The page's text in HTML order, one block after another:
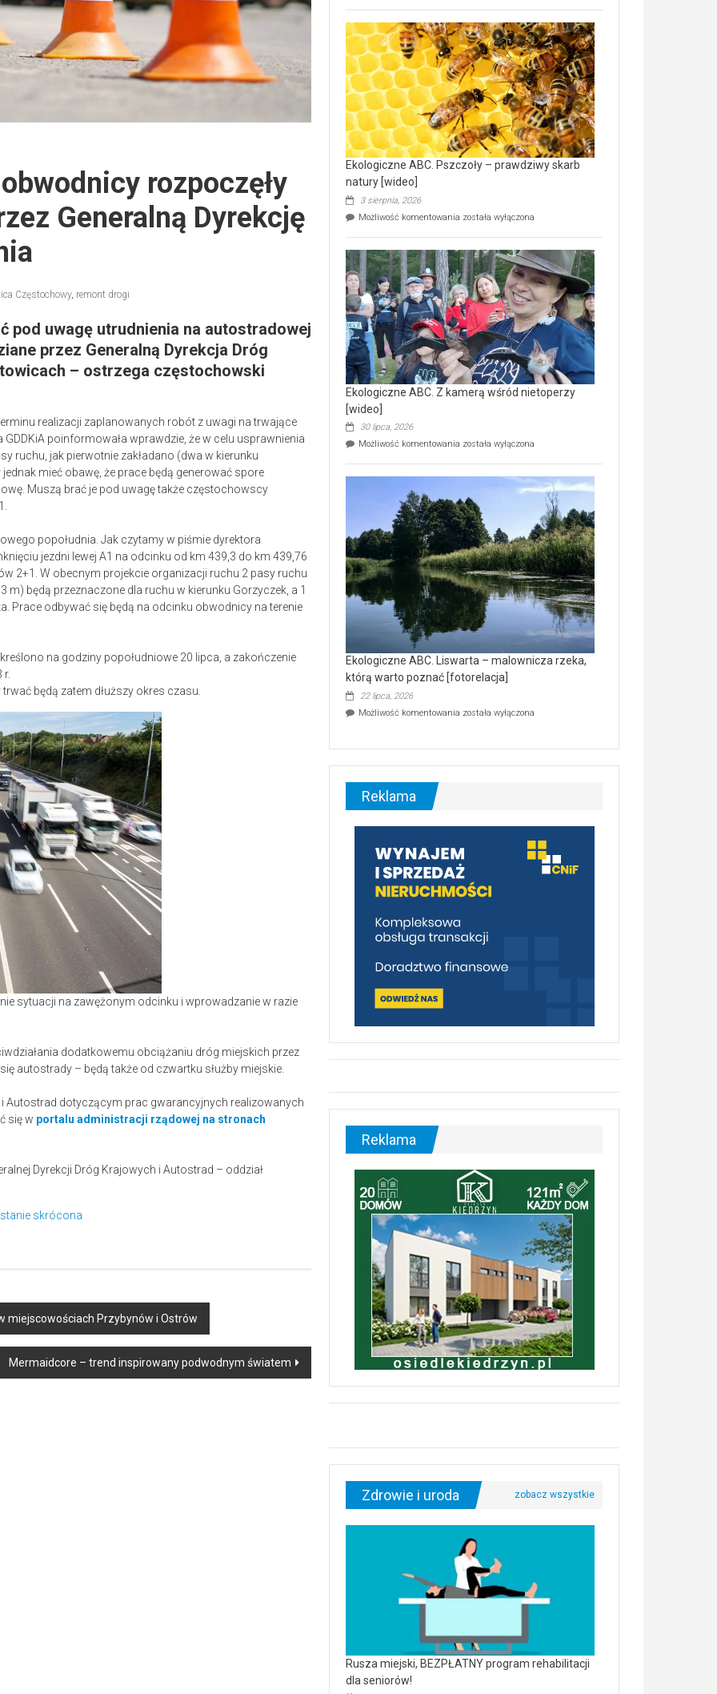
rozpoczęły
Generalną Dyrekcję
Częstochowy, remont drogi
pod uwagę utrudnienia na autostradowej
przez Generalną Dyrekcja Dróg
– ostrzega częstochowski
realizacji zaplanowanych robót z uwagi na trwające
poinformowała wprawdzie, że w celu usprawnienia
ruchu, jak pierwotnie zakładano (dwa w kierunku
mieć obawę, że prace będą generować spore
Muszą brać je pod uwagę także częstochowscy
popołudnia. Jak czytamy w piśmie dyrektora
jezdni lewej A1 na odcinku od km 439,3 do km 439,76
2+1. W obecnym projekcie organizacji ruchu 2 pasy ruchu
będą przeznaczone dla ruchu w kierunku Gorzyczek, a 1
Prace odbywać się będą na odcinku obwodnicy na terenie
na godziny popołudniowe 20 lipca, a zakończenie
r.
będą zatem dłuższy okres czasu.
sytuacji na zawężonym odcinku i wprowadzanie w razie
dodatkowemu obciążaniu dróg miejskich przez
autostrady – będą także od czwartku służby miejskie.
Autostrad dotyczącym prac gwarancyjnych realizowanych
się w portalu administracji rządowej na stronach
Dyrekcji Dróg Krajowych i Autostrad – oddział
skrócona
miejscowościach Przybynów i Ostrów
Mermaidcore – trend inspirowany podwodnym światem
Wręczyca
Wielka
z
dofinansowaniem
ponad
15,6
mln
na
modernizację
oczyszczalni
ścieków
[wideo]
Ekologiczne ABC. Pszczoły – prawdziwy skarb
natury [wideo]
3 sierpnia, 2026
Możliwość komentowania Ekologiczne
–
prawdziwy
skarb
natury
[wideo]
została wyłączona
Ekologiczne ABC. Z kamerą wśród nietoperzy
[wideo]
30 lipca, 2026
Możliwość komentowania Ekologiczne
wśród
nietoperzy
[wideo]
została wyłączona
Ekologiczne ABC. Liswarta – malownicza rzeka,
którą warto poznać [fotorelacja]
22 lipca, 2026
Możliwość komentowania Ekologiczne
–
malownicza
[fotorelacja]
została wyłączona
Reklama
Reklama
Zdrowie i uroda
Rusza miejski, BEZPŁATNY program rehabilitacji
dla seniorów!